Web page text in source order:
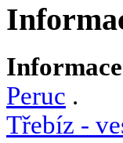
Peruc .
Třebíz -